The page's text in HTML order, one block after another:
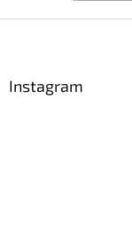
Instagram